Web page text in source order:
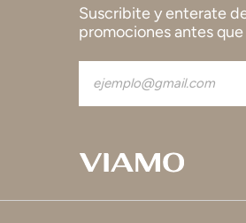
Suscribite y enterate
promociones antes que